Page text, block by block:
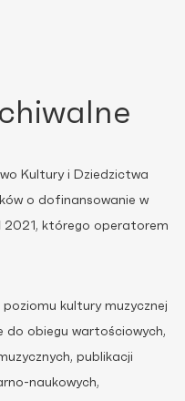
Kultury i Dziedzictwa
o dofinansowanie w
2021, którego operatorem
kultury muzycznej
do obiegu wartościowych,
publikacji
naukowych,